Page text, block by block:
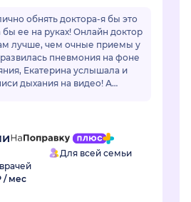
обнять доктора-я бы это
ее на руках! Онлайн доктор
лучше, чем очные приемы у
пневмония на фоне
Екатерина услышала и
дыхания на видео! А
/ мес
Для всей семьи